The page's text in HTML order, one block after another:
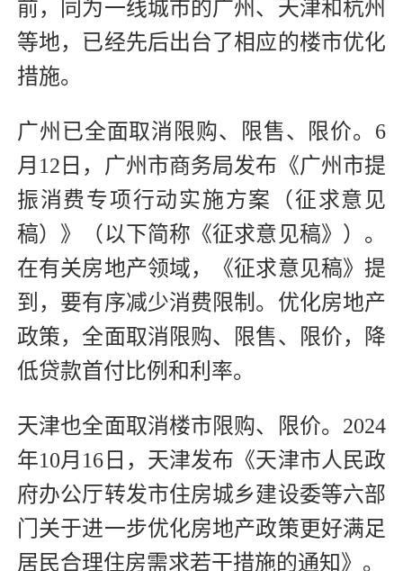
前，同为一线城市的广州、天津和杭州
等地，已经先后出台了相应的楼市优化
措施。
广州已全面取消限购、限售、限价。6
月12日，广州市商务局发布《广州市提
振消费专项行动实施方案（征求意见
稿）》（以下简称《征求意见稿》）。
在有关房地产领域，《征求意见稿》提
到，要有序减少消费限制。优化房地产
政策，全面取消限购、限售、限价，降
低贷款首付比例和利率。
天津也全面取消楼市限购、限价。2024
年10月16日，天津发布《天津市人民政
府办公厅转发市住房城乡建设委等六部
门关于进一步优化房地产政策更好满足
居民合理住房需求若干措施的通知》。